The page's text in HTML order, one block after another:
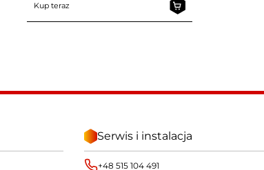
Kup teraz
Serwis i instalacja
+48 515 104 491